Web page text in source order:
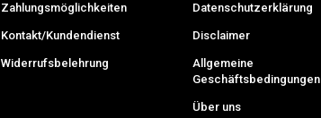
Zahlungsmöglichkeiten
Kontakt/Kundendienst
Widerrufsbelehrung
Datenschutzerklärung
Disclaimer
Allgemeine
Geschäftsbedingungen
Über uns